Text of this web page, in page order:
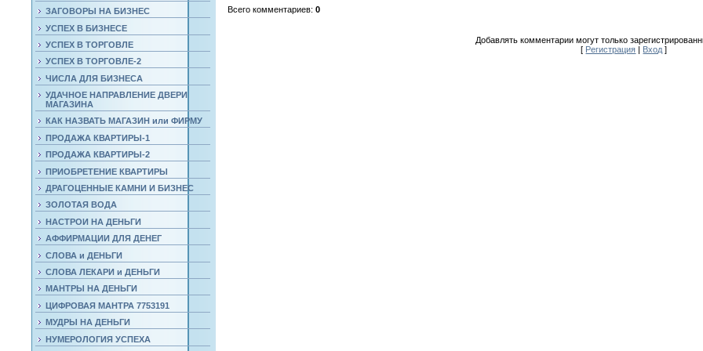
ЗАГОВОРЫ НА БИЗНЕС
УСПЕХ В БИЗНЕСЕ
УСПЕХ В ТОРГОВЛЕ
УСПЕХ В ТОРГОВЛЕ-2
ЧИСЛА ДЛЯ БИЗНЕСА
УДАЧНОЕ НАПРАВЛЕНИЕ ДВЕРИ
МАГАЗИНА
КАК НАЗВАТЬ МАГАЗИН или ФИРМУ
ПРОДАЖА КВАРТИРЫ-1
ПРОДАЖА КВАРТИРЫ-2
ПРИОБРЕТЕНИЕ КВАРТИРЫ
ДРАГОЦЕННЫЕ КАМНИ И БИЗНЕС
ЗОЛОТАЯ ВОДА
НАСТРОИ НА ДЕНЬГИ
АФФИРМАЦИИ ДЛЯ ДЕНЕГ
СЛОВА и ДЕНЬГИ
СЛОВА ЛЕКАРИ и ДЕНЬГИ
МАНТРЫ НА ДЕНЬГИ
ЦИФРОВАЯ МАНТРА 7753191
МУДРЫ НА ДЕНЬГИ
НУМЕРОЛОГИЯ УСПЕХА
Всего комментариев: 0
Добавлять комментарии могут только
[ Регистрация Вход ]